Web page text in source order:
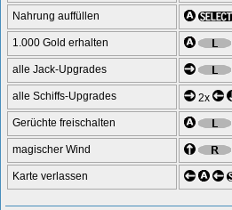
Nahrung auffüllen
1.000 Gold erhalten
alle Jack-Upgrades
alle Schiffs-Upgrades
2x
Gerüchte freischalten
magischer Wind
Karte verlassen